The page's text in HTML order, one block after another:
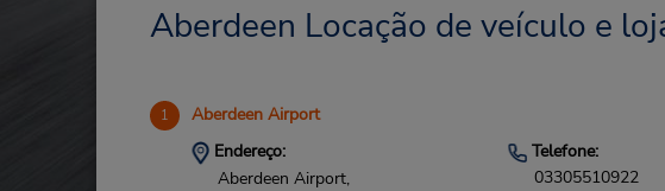
Aberdeen Locação de veículo e
1 Aberdeen Airport
Endereço:
Aberdeen Airport,
Telefone:
03305510922